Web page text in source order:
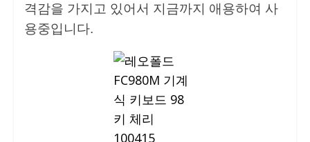
격감을 가지고 있어서 지금까지 애용하여 사
용중입니다.